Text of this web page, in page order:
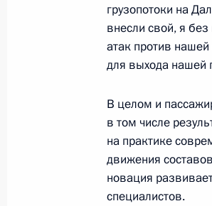
Совещание с
22 ноября 2023 года,
Передача
транспорта
20 ноября 2023 года,
грузопотоки на
внесли свой, я
атак против
для выхода нашей
В целом и
в том числе
на практике
движения
новация
специалистов.